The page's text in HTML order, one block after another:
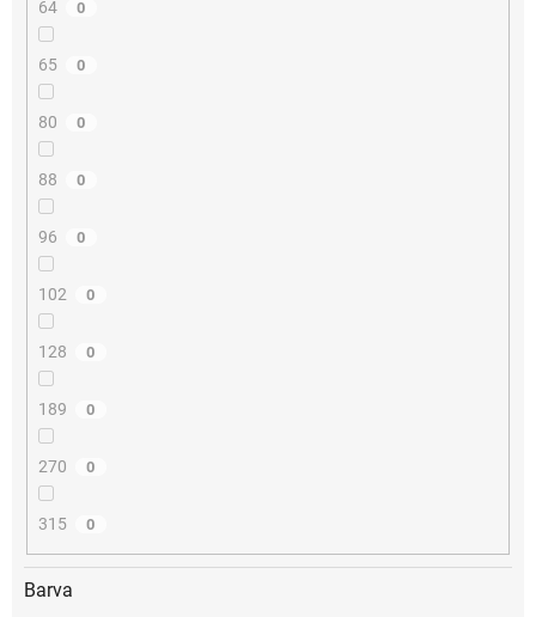
64 0
65 0
80 0
88 0
96 0
102 0
128 0
189 0
270 0
315 0
Barva